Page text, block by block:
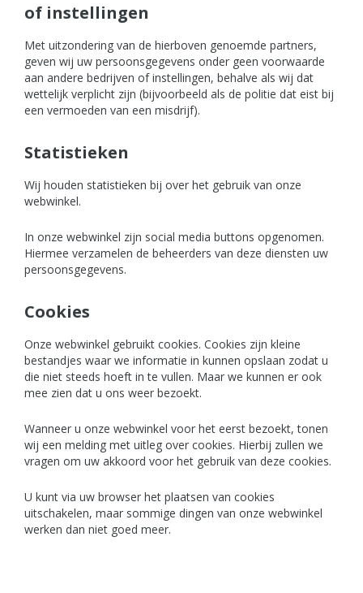
of instellingen
Met uitzondering van de hierboven genoemde partners,
geven wij uw persoonsgegevens onder geen voorwaarde
aan andere bedrijven of instellingen, behalve als wij dat
wettelijk verplicht zijn (bijvoorbeeld als de politie dat eist bij
een vermoeden van een misdrijf).
Statistieken
Wij houden statistieken bij over het gebruik van onze
webwinkel.
In onze webwinkel zijn social media buttons opgenomen.
Hiermee verzamelen de beheerders van deze diensten uw
persoonsgegevens.
Cookies
Onze webwinkel gebruikt cookies. Cookies zijn kleine
bestandjes waar we informatie in kunnen opslaan zodat u
die niet steeds hoeft in te vullen. Maar we kunnen er ook
mee zien dat u ons weer bezoekt.
Wanneer u onze webwinkel voor het eerst bezoekt, tonen
wij een melding met uitleg over cookies. Hierbij zullen we
vragen om uw akkoord voor het gebruik van deze cookies.
U kunt via uw browser het plaatsen van cookies
uitschakelen, maar sommige dingen van onze webwinkel
werken dan niet goed meer.